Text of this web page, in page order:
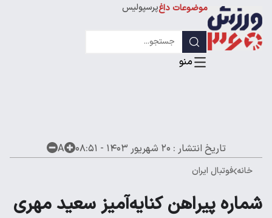
موضوعات داغپرسپولیس
لیگ قهرمانان
تاریخ انتشار : ۲۰ شهریور ۱۴۰۳ - ۰۸:۵۱ A
خانه فوتبال ایران
شماره پیراهن کنایه‌آمیز سعید مهری